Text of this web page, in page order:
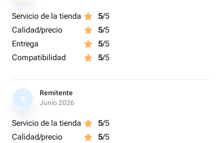
Servicio de la tienda 5/5
Calidad/precio
5/5
Entrega
5/5
Compatibilidad
5/5
R
Remitente
Junio 2026
Servicio de la tienda 5/5
Calidad/precio
5/5